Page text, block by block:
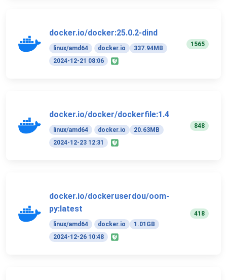
docker.io/docker:25.0.2-dind
linux/amd64 docker.io
337.94MB
2024-12-21 08:06
1565
docker.io/docker/dockerfile:1.4
linux/amd64 docker.io
20.63MB
2024-12-23 12:31
848
docker.io/dockeruserdou/oom-
py:latest
linux/amd64 docker.io
1.01GB
2024-12-26 10:48
418